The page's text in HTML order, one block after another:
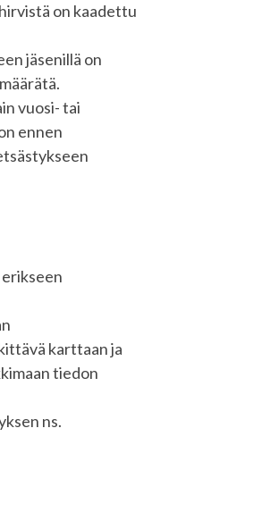
on kaadettu
jäsenillä on
vuosi- tai
ennen
karttaan ja
tiedon
ns.